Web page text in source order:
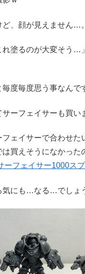
、顔が見えません…。
れ塗るのが大変そう…
毎度毎度思う事なんで
ーフェイサーも買い
ェイサーで合わせた
買えそうになかった
ーフェイサー1000ス
気にも…なる…でしょ